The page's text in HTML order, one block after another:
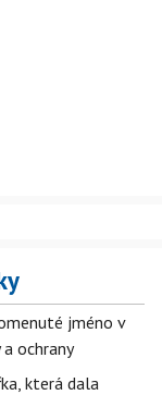
jméno v
ochrany
která dala